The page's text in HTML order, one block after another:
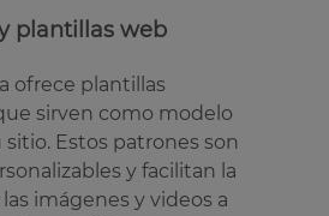
plantillas web
ofrece plantillas
sirven como modelo
Estos patrones son
y facilitan la
imágenes y videos a